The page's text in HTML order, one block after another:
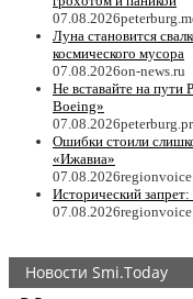
07.08.2026
Луна становится
космического мусора
07.08.2026on-news.ru
Не вставайте на
Boeing»
07.08.2026
Ошибки стоили
«Ижавиа»
07.08.2026
Исторический
07.08.2026